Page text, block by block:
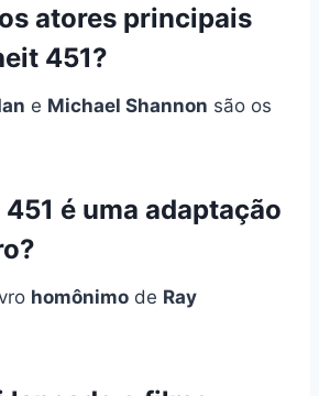
atores principais
451?
e Michael Shannon são os
é uma adaptação
homônimo de Ray